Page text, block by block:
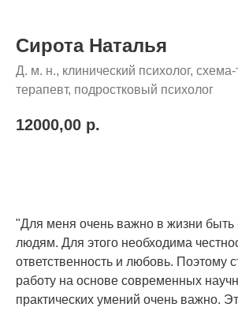
Сирота Наталья
Д. м. н., клинический психолог,
терапевт, подростковый психолог
12000,00 р.
"Для меня очень важно в жизни быть
людям. Для этого необходима
ответственность и любовь. Поэтому
работу на основе современных
практических умений очень важно.